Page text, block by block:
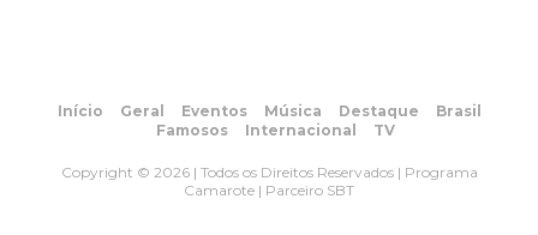
Início Geral Eventos Música Destaque
Brasil
Famosos
Internacional TV
Copyright © 2026 | Todos os Direitos Reservados | Programa
Camarote | Parceiro SBT